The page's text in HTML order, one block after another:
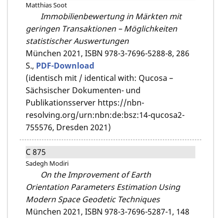
Matthias Soot
Immobilienbewertung in Märkten mit
geringen Transaktionen – Möglichkeiten
statistischer Auswertungen
München 2021, ISBN 978-3-7696-5288-8, 286
S., PDF-Download
(identisch mit / identical with: Qucosa –
Sächsischer Dokumenten- und
Publikationsserver https://nbn-
resolving.org/urn:nbn:de:bsz:14-qucosa2-
755576, Dresden 2021)
C 875
Sadegh Modiri
On the Improvement of Earth
Orientation Parameters Estimation Using
Modern Space Geodetic Techniques
München 2021, ISBN 978-3-7696-5287-1, 148